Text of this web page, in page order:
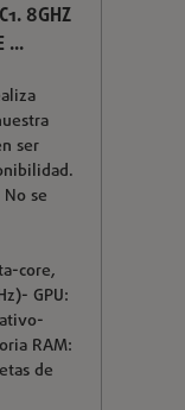
8GHZ
...
ser
se
core,
GPU:
RAM:
de